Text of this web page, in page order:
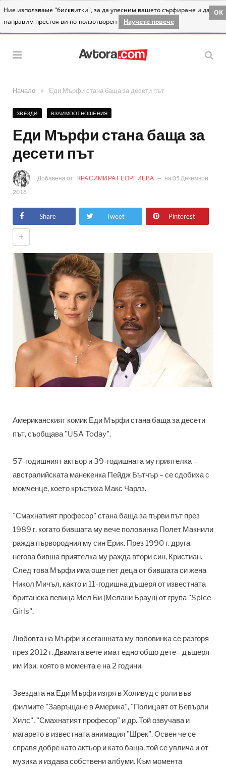
Ние използваме "бисквитки", за да улесним вашето сърфиране и да
направим престоя ви по-ползотворен
Научете повече
OK
Начало » Еди Мърфи стана баща за десети път
ЗВЕЗДИ ВЗАИМООТНОШЕНИЯ
Еди Мърфи стана баща за
десети път
Добавена от: КРАСИМИРА ГЕОРГИЕВА на 05 Декември
2018
Share Tweet Pinterest
+
Американският комик Еди Мърфи стана баща за десети
път, съобщава"USA Today".
57-годишният актьор и 39-годишната му приятелка –
австралийската манекенка Пейдж Бътчър – се сдобиха с
момченце, което кръстиха Макс Чарлз.
"Смахнатият професор" стана баща за първи път през
1989 г, когато бившата му вече половинка Полет Макнили
ражда първородния му син Ерик. През 1990 г. друга
негова бивша приятелка му ражда втори син, Кристиан.
След това Мърфи има още пет деца от бившата си жена
Никол Мичъл, както и 11-годишна дъщеря от известната
британска певица Мел Би (Мелани Браун) от група "Spice
Girls".
Любовта на Мърфи и сегашната му половинка се разгоря
през 2012 г. Двамата вече имат едно общо дете - дъщеря
им Изи, която в момента е на 2 години.
Звездата на Еди Мърфи изгря в Холивуд с роли във
филмите "Завръщане в Америка", "Полицаят от Бевърли
Хилс", "Смахнатият професор" и др. Той озвучава и
магарето в известната анимация "Шрек". Освен че се
справя добре като актьор и като баща, той се увлича и от
музика и издава собствени албуми. Към момента